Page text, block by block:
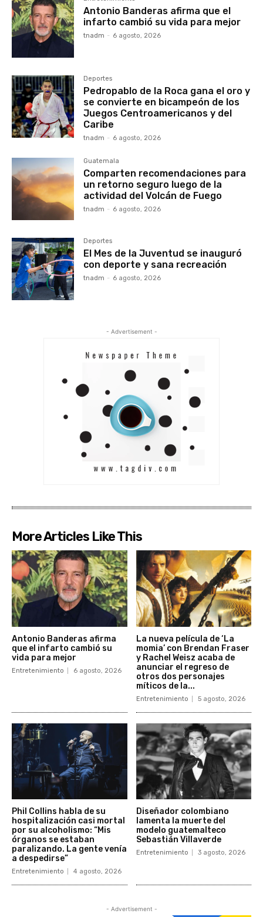
Antonio Banderas afirma que el
infarto cambió su vida para mejor
tnadm - 6 agosto, 2026
Deportes
Pedropablo de la Roca gana el oro y
se convierte en bicampeón de los
Juegos Centroamericanos y del
Caribe
tnadm - 6 agosto, 2026
Guatemala
Comparten recomendaciones para
un retorno seguro luego de la
actividad del Volcán de Fuego
tnadm - 6 agosto, 2026
Deportes
El Mes de la Juventud se inauguró
con deporte y sana recreación
tnadm - 6 agosto, 2026
- Advertisement -
More Articles Like This
Antonio Banderas afirma
que el infarto cambió su
vida para mejor
Entretenimiento 6 agosto, 2026
La nueva película de ‘La
momia’ con Brendan Fraser
y Rachel Weisz acaba de
anunciar el regreso de
otros dos personajes
míticos de la...
Entretenimiento 5 agosto, 2026
Phil Collins habla de su
hospitalización casi mortal
por su alcoholismo: “Mis
órganos se estaban
paralizando. La gente venía
a despedirse”
Entretenimiento 4 agosto, 2026
Diseñador colombiano
lamenta la muerte del
modelo guatemalteco
Sebastián Villaverde
Entretenimiento 3 agosto, 2026
- Advertisement -